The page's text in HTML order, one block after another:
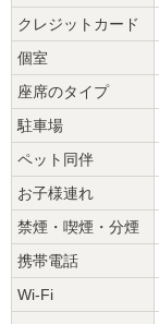
クレジットカード
個室
座席のタイプ
駐車場
ペット同伴
お子様連れ
禁煙・喫煙・分煙
携帯電話
Wi-Fi